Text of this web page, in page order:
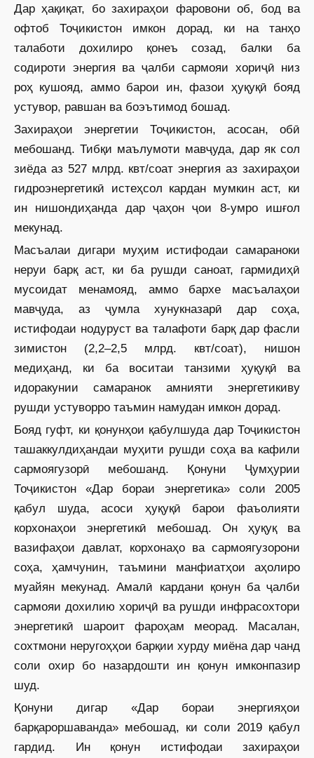
Дар ҳақиқат, бо захираҳои фаровони об, бод ва
офтоб Тоҷикистон имкон дорад, ки на танҳо
талаботи дохилиро қонеъ созад, балки ба
содироти энергия ва ҷалби сармояи хориҷӣ низ
роҳ кушояд, аммо барои ин, фазои ҳуқуқӣ бояд
устувор, равшан ва боэътимод бошад.
Захираҳои энергетии Тоҷикис­тон, асосан, обӣ
мебошанд. Тибқи маълумоти мавҷуда, дар як сол
зиёда аз 527 млрд. квт/соат энергия аз захираҳои
гидроэнергетикӣ истеҳсол кардан мумкин аст, ки
ин нишондиҳанда дар ҷаҳон ҷои 8-умро ишғол
мекунад.
Масъалаи дигари муҳим истифодаи самараноки
неруи барқ аст, ки ба рушди саноат, гармидиҳӣ
мусоидат менамояд, аммо бархе масъалаҳои
мавҷуда, аз ҷумла хунукназарӣ дар соҳа,
истифодаи нодуруст ва талафоти барқ дар фасли
зимистон (2,2–2,5 млрд. квт/соат), нишон
медиҳанд, ки ба воситаи танзими ҳуқуқӣ ва
идоракунии самаранок амнияти энергетикиву
рушди устуворро таъмин намудан имкон дорад.
Бояд гуфт, ки қонунҳои қабулшуда дар Тоҷикистон
ташаккулдиҳандаи муҳити рушди соҳа ва кафили
сармоягузорӣ мебошанд. Қонуни Ҷумҳурии
Тоҷикистон «Дар бораи энергетика» соли 2005
қабул шуда, асоси ҳуқуқӣ барои фаъолияти
корхонаҳои энергетикӣ мебошад. Он ҳуқуқ ва
вазифаҳои давлат, корхонаҳо ва сармоягузорони
соҳа, ҳамчунин, таъмини манфиатҳои аҳолиро
муайян мекунад. Амалӣ кардани қонун ба ҷалби
сармояи дохилию хориҷӣ ва рушди инфрасох­тори
энергетикӣ шароит фароҳам меорад. Масалан,
сохтмони неругоҳҳои барқии хурду миёна дар чанд
соли охир бо назардошти ин қонун имконпазир
шуд.
Қонуни дигар «Дар бораи энергияҳои
барқароршаванда» мебошад, ки соли 2019 қабул
гардид. Ин қонун истифодаи захираҳои